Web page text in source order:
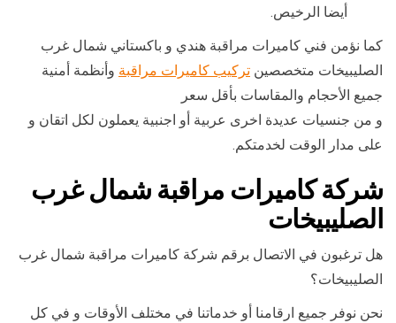
أيضا الرخيص.
كما نؤمن فني كاميرات مراقبة هندي و باكستاني شمال غرب
الصليبيخات متخصصين تركيب كاميرات مراقبة وأنظمة أمنية
جميع الأحجام والمقاسات بأقل سعر
و من جنسيات عديدة اخرى عربية أو اجنبية يعملون لكل اتقان و
على مدار الوقت لخدمتكم.
شركة كاميرات مراقبة شمال غرب
الصليبيخات
هل ترغبون في الاتصال برقم شركة كاميرات مراقبة شمال غرب
الصليبيخات؟
نحن نوفر جميع ارقامنا أو خدماتنا في مختلف الأوقات و في كل